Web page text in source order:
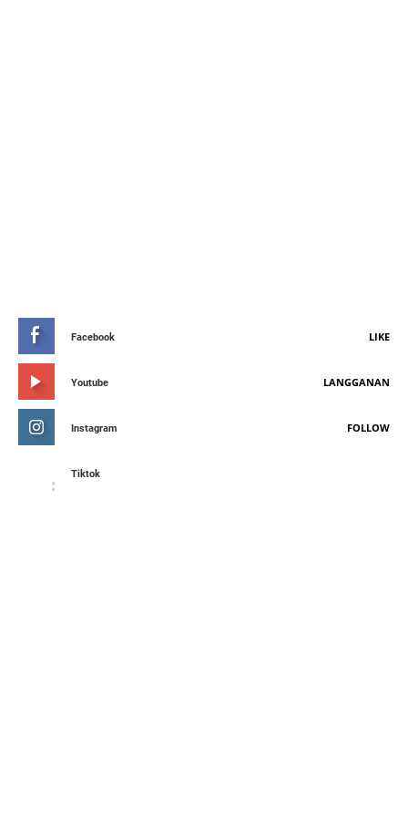
Facebook LIKE
Youtube LANGGANAN
Instagram FOLLOW
Tiktok